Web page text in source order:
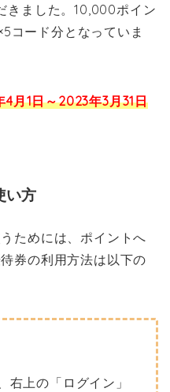
きました。10,000ポイン
コード分となっていま
4月1日～2023年3月31日
い方
うためには、ポイントへ
券の利用方法は以下の
右上の「ログイン」